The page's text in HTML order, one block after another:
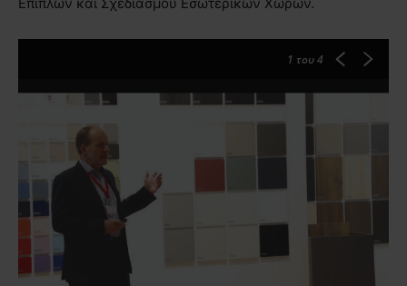
1 του 4